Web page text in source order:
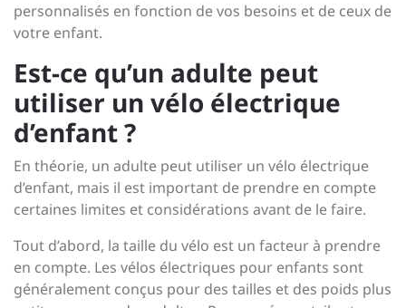
personnalisés en fonction de vos besoins et de ceux de
votre enfant.
Est-ce qu’un adulte peut
utiliser un vélo électrique
d’enfant ?
En théorie, un adulte peut utiliser un vélo électrique
d’enfant, mais il est important de prendre en compte
certaines limites et considérations avant de le faire.
Tout d’abord, la taille du vélo est un facteur à prendre
en compte. Les vélos électriques pour enfants sont
généralement conçus pour des tailles et des poids plus